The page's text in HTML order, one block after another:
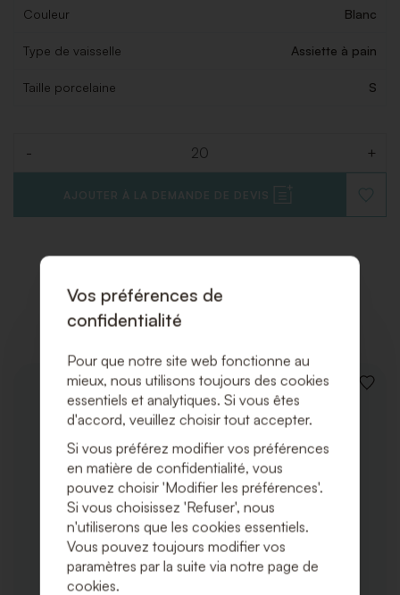
Couleur Blanc
Type de vaisselle Assiette à pain
Taille porcelaine S
- +
AJOUTER À LA DEMANDE DE DEVIS
À
DE
Produits associés
Vos préférences de
confidentialité
Pour que notre site web fonctionne au
mieux, nous utilisons toujours des cookies
essentiels et analytiques. Si vous êtes
d'accord, veuillez choisir tout accepter.
Si vous préférez modifier vos préférences
en matière de confidentialité, vous
pouvez choisir 'Modifier les préférences'.
Si vous choisissez 'Refuser', nous
n'utiliserons que les cookies essentiels.
Vous pouvez toujours modifier vos
paramètres par la suite via notre page de
cookies.